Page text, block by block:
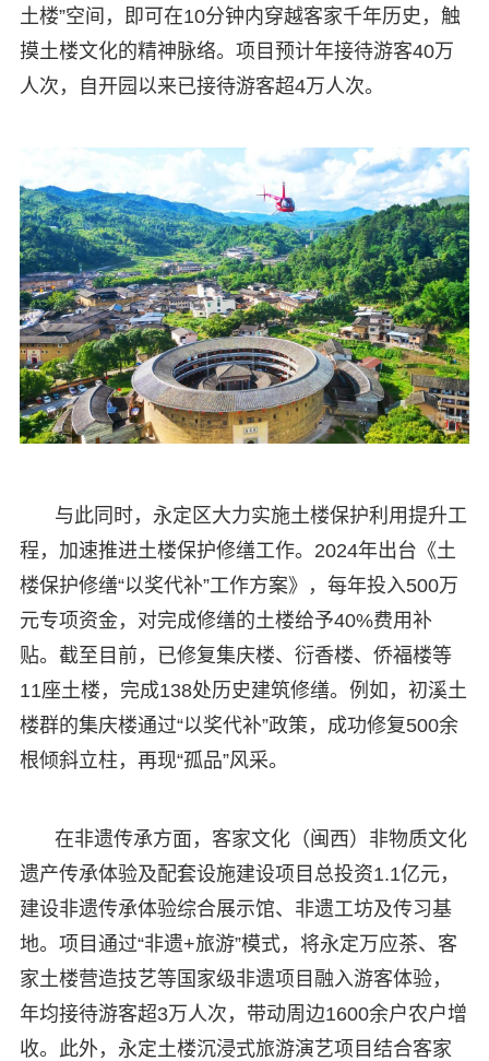
土楼”空间，即可在10分钟内穿越客家千年历史，触
摸土楼文化的精神脉络。项目预计年接待游客40万
人次，自开园以来已接待游客超4万人次。
与此同时，永定区大力实施土楼保护利用提升工
程，加速推进土楼保护修缮工作。2024年出台《土
楼保护修缮“以奖代补”工作方案》，每年投入500万
元专项资金，对完成修缮的土楼给予40%费用补
贴。截至目前，已修复集庆楼、衍香楼、侨福楼等
11座土楼，完成138处历史建筑修缮。例如，初溪土
楼群的集庆楼通过“以奖代补”政策，成功修复500余
根倾斜立柱，再现“孤品”风采。
在非遗传承方面，客家文化（闽西）非物质文化
遗产传承体验及配套设施建设项目总投资1.1亿元，
建设非遗传承体验综合展示馆、非遗工坊及传习基
地。项目通过“非遗+旅游”模式，将永定万应茶、客
家土楼营造技艺等国家级非遗项目融入游客体验，
年均接待游客超3万人次，带动周边1600余户农户增
收。此外，永定土楼沉浸式旅游演艺项目结合客家